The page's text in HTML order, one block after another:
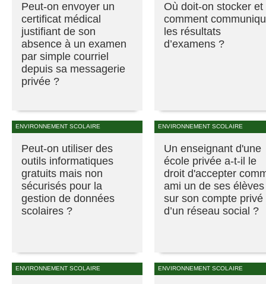
Peut-on envoyer un
certificat médical
justifiant de son
absence à un examen
par simple courriel
depuis sa messagerie
privée ?
Où doit-on stocker et
comment
les résultats
d’examens ?
ENVIRONNEMENT SCOLAIRE
Peut-on utiliser des
outils informatiques
gratuits mais non
sécurisés pour la
gestion de données
scolaires ?
ENVIRONNEMENT SCOLAIRE
Un enseignant d'une
école privée a-t-il le
droit d'accepter
ami un de ses élèves
sur son compte privé
d’un réseau social ?
ENVIRONNEMENT SCOLAIRE ENVIRONNEMENT SCOLAIRE